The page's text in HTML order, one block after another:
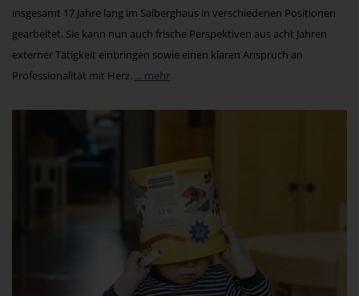
insgesamt 17 Jahre lang im Salberghaus in verschiedenen Positionen
gearbeitet. Sie kann nun auch frische Perspektiven aus acht Jahren
externer Tätigkeit einbringen sowie einen klaren Anspruch an
Professionalität mit Herz. ... mehr